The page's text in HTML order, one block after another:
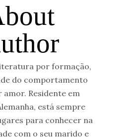
por formação,
do comportamento
amor. Residente em
está sempre
para conhecer na
com o seu marido e